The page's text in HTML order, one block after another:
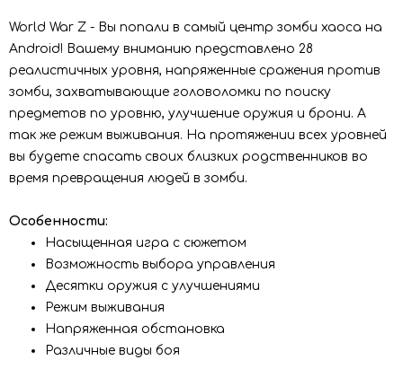
World War Z - Вы попали в самый центр зомби хаоса на
Android! Вашему вниманию представлено 28
реалистичных уровня, напряженные сражения против
зомби, захватывающие головоломки по поиску
предметов по уровню, улучшение оружия и брони. А
так же режим выживания. На протяжении всех уровней
вы будете спасать своих близких родственников во
время превращения людей в зомби.
Особенности:
Насыщенная игра с сюжетом
Возможность выбора управления
Десятки оружия с улучшениями
Режим выживания
Напряженная обстановка
Различные виды боя